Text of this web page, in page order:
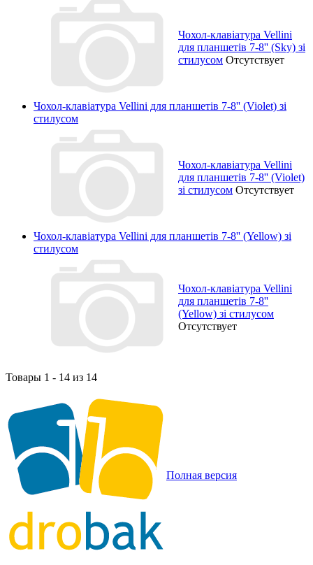
Чохол-клавіатура Vellini
для планшетів 7-8'' (Sky) зі
стилусом Отсутствует
Чохол-клавіатура Vellini для планшетів 7-8'' (Violet) зі
стилусом
Чохол-клавіатура Vellini
для планшетів 7-8'' (Violet)
зі стилусом Отсутствует
Чохол-клавіатура Vellini для планшетів 7-8'' (Yellow) зі
стилусом
Чохол-клавіатура Vellini
для планшетів 7-8''
(Yellow) зі стилусом
Отсутствует
Товары 1 - 14 из 14
Полная версия